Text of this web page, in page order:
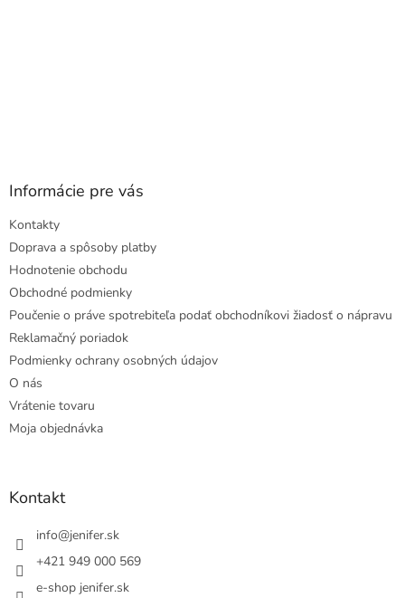
Informácie pre vás
Kontakty
Doprava a spôsoby platby
Hodnotenie obchodu
Obchodné podmienky
Poučenie o práve spotrebiteľa podať obchodníkovi žiadosť o nápravu
Reklamačný poriadok
Podmienky ochrany osobných údajov
O nás
Vrátenie tovaru
Moja objednávka
Kontakt
info@jenifer.sk
+421 949 000 569
e-shop jenifer.sk